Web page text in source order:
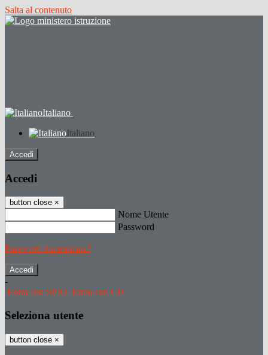
Salta al contenuto
Italiano
Italiano
Accedi
Accedi
button close ×
Nome Utente
Password
Password dimenticata?
-
Entra con SPID Entra con CIE
Seleziona utente
button close ×